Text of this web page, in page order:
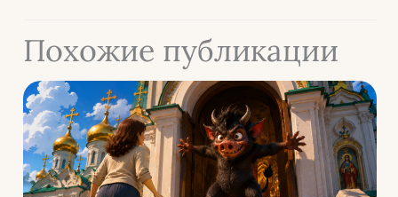
Похожие публикации